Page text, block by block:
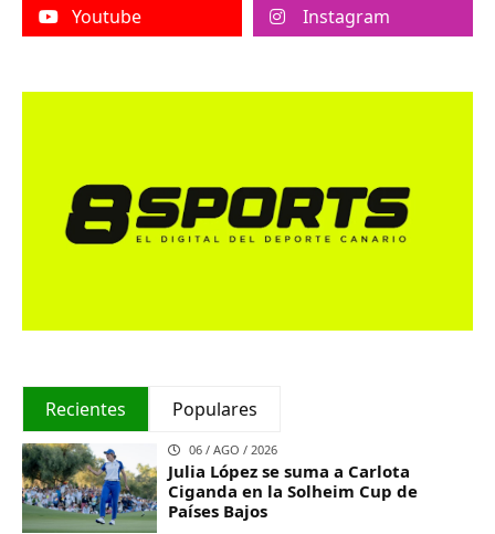
Youtube Instagram
Recientes Populares
06 / AGO / 2026
Julia López se suma a Carlota
Ciganda en la Solheim Cup de
Países Bajos